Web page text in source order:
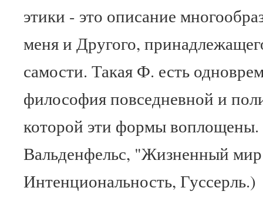
этики - это описание
меня и Другого,
самости. Такая Ф. есть
философия повседневной и
которой эти формы
Вальденфельс, "Жизненный
Интенциональность, Гуссерль.)